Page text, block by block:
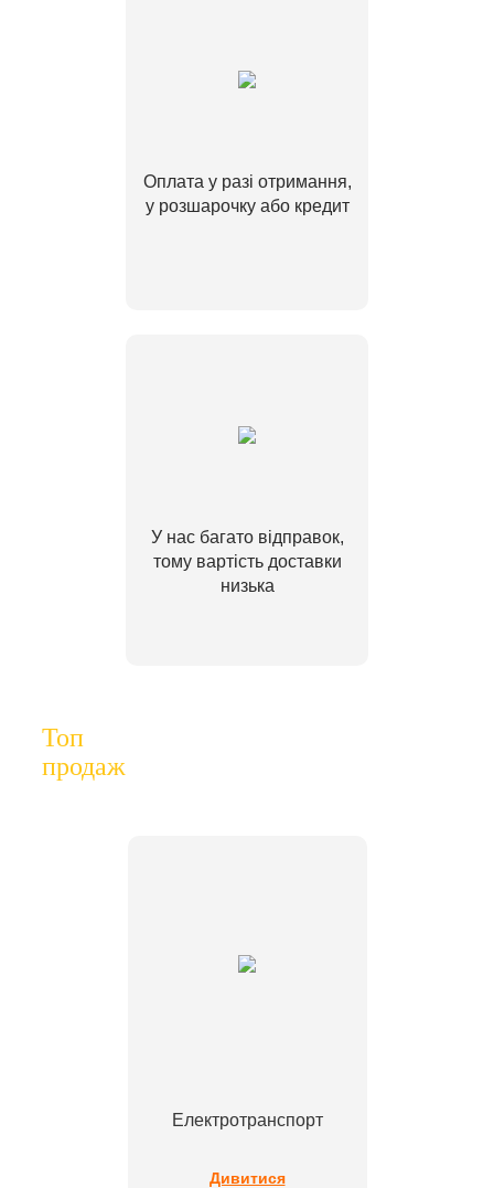
Оплата у разі отримання,
у розшарочку або кредит
У нас багато відправок,
тому вартість доставки
низька
Топ
продаж
Електротранспорт
Дивитися